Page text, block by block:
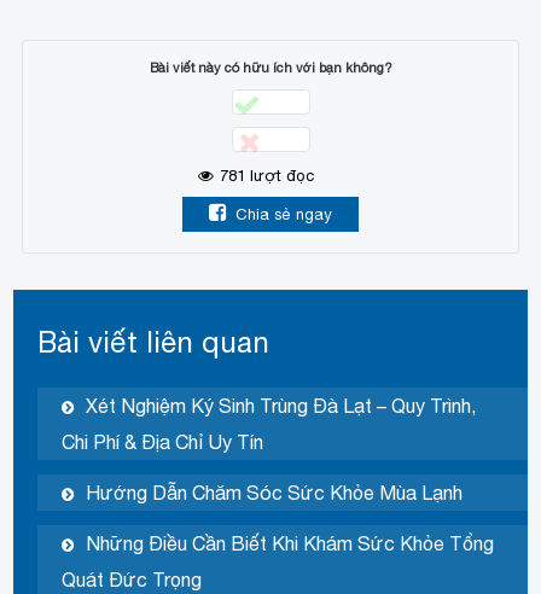
Bài viết này có hữu ích với bạn không?
781 lượt đọc
Chia sẻ ngay
Bài viết liên quan
Xét Nghiệm Ký Sinh Trùng Đà Lạt – Quy Trình,
Chi Phí & Địa Chỉ Uy Tín
Hướng Dẫn Chăm Sóc Sức Khỏe Mùa Lạnh
Những Điều Cần Biết Khi Khám Sức Khỏe Tổng
Quát Đức Trọng